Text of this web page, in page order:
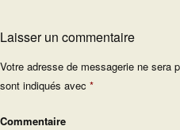
Laisser un commentaire
Votre adresse de messagerie ne sera
sont indiqués avec *
Commentaire